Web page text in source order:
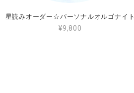
星読みオーダー☆パーソナルオルゴナイト
¥9,800